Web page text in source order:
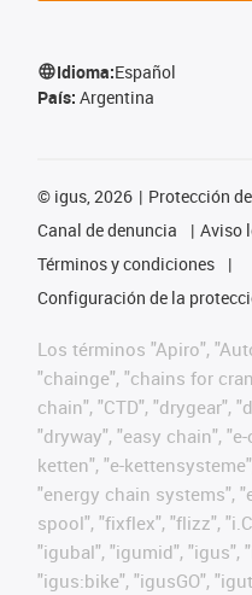
Idioma:Español
País: Argentina
© igus, 2026 Protección
Canal de denuncia
Aviso
Términos y condiciones
Configuración de la
Los términos "Apiro",
"chainge", "chains for
chain", "CTD", "drygear",
"dryway", "easy chain",
ketten", "e-
"energy chain systems",
spool", "fixflex", "flizz",
"igubal", "igumid", "igus",
"igus:bike", "igusGO",